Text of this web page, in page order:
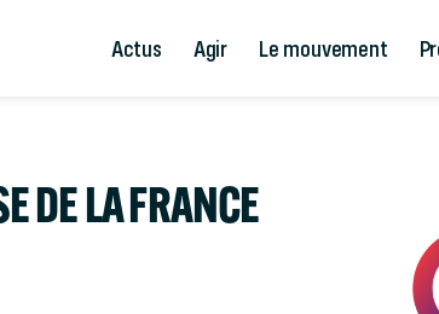
Actus Agir Le mouvement
DE LA FRANCE